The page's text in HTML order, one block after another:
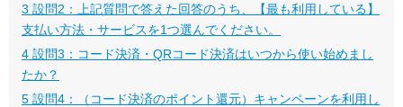
3 設問2：上記質問で答えた回答のうち、【最も利用している】
支払い方法・サービスを1つ選んでください。
4 設問3：コード決済・QRコード決済はいつから使い始めまし
たか？
5 設問4：（コード決済のポイント還元）キャンペーンを利用し